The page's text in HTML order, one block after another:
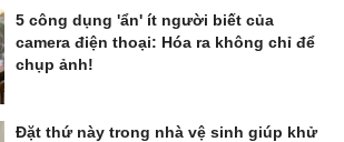
5 công dụng 'ẩn' ít người biết của
camera điện thoại: Hóa ra không chỉ để
chụp ảnh!
Đặt thứ này trong nhà vệ sinh giúp khử